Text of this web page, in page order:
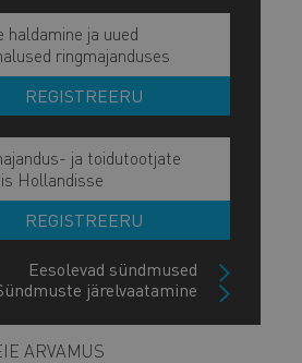
haldamine ja uued
ringmajanduses
REGISTREERU
ja toidutootjate
Hollandisse
REGISTREERU
Eesolevad sündmused
järelvaatamine
MÕJU JA EESMÄRK
TÖÖVÕIDUD
HETKEL KÄSIL
Arhiiv
ARVAMUS